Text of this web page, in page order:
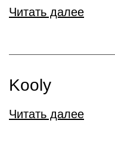
Читать далее
Kooly
Читать далее